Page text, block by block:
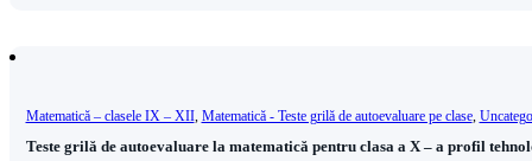
Matematică – clasele IX – XII, Matematică - Teste grilă de autoevaluare pe clase,
Teste grilă de autoevaluare la matematică pentru clasa a X – a profil